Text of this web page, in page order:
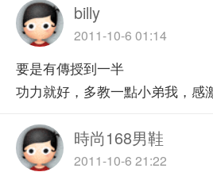
billy
2011-10-6 01:14
要是有傳授到一半
功力就好，多教一點小弟我，感
時尚168男鞋
2011-10-6 21:22